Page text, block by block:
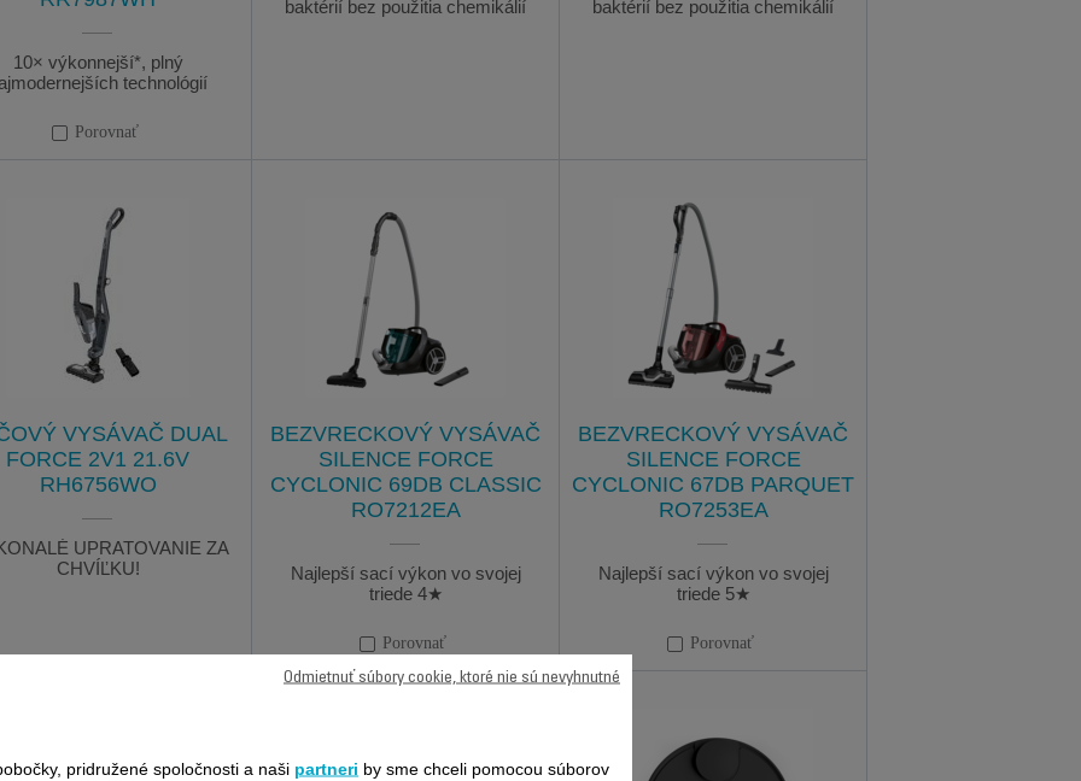
10× výkonnejší*, plný
technológií
Porovnať
baktérií bez použitia chemikálií
baktérií bez použitia chemikálií
VYSÁVAČ DUAL
FORCE 2V1 21.6V
RH6756WO
UPRATOVANIE ZA
CHVÍĽKU!
BEZVRECKOVÝ VYSÁVAČ
SILENCE FORCE
CYCLONIC 69DB CLASSIC
RO7212EA
Najlepší sací výkon vo svojej
triede 4★
Porovnať
BEZVRECKOVÝ VYSÁVAČ
SILENCE FORCE
CYCLONIC 67DB PARQUET
RO7253EA
Najlepší sací výkon vo svojej
triede 5★
Porovnať
pridružené spoločnosti a naši partneri by sme chceli pomocou súborov
Odmietnuť súbory cookie, ktoré nie sú nevyhnutné